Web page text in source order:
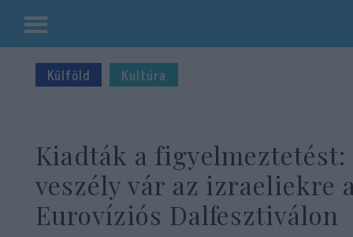
Kilépés
tartalomba
Külföld Kultúra
Kiadták a figyelmeztetést:
veszély vár az izraeliekre
Eurovíziós Dalfesztiválon